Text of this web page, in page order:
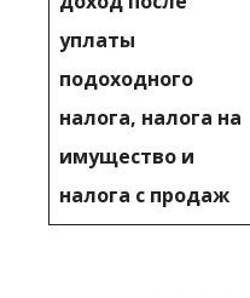
уплаты
подоходного
налога, налога на
имущество и
налога с продаж